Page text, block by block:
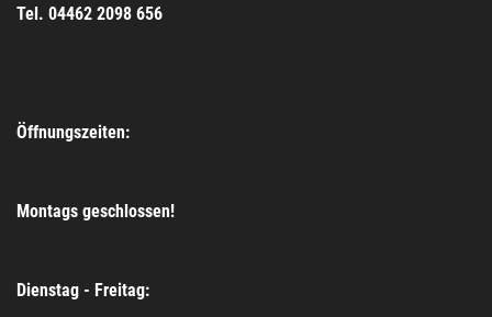
Tel. 04462 2098 656
Öffnungszeiten:
Montags geschlossen!
Dienstag - Freitag: